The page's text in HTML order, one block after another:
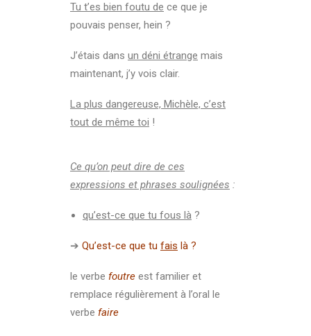
Tu t’es bien foutu de ce que je
pouvais penser, hein ?
J’étais dans un déni étrange mais
maintenant, j’y vois clair.
La plus dangereuse, Michèle, c’est
tout de même toi !
Ce qu’on peut dire de ces
expressions et phrases soulignées :
qu’est-ce que tu fous là ?
➔ Qu’est-ce que tu fais là ?
le verbe foutre est familier et
remplace régulièrement à l’oral le
verbe faire